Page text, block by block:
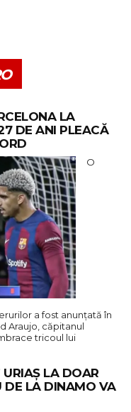
LA
DE ANI PLEACĂ
O
a fost anunțată în
Araujo, căpitanul
tricoul lui
LA DOAR
DE LA DINAMO VA